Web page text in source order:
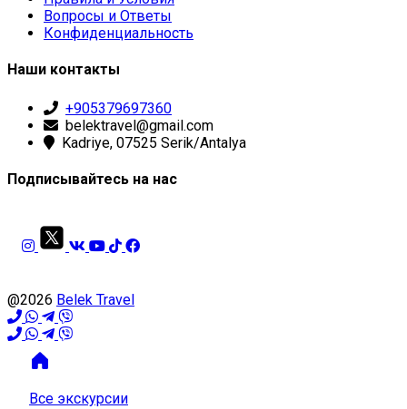
Вопросы и Ответы
Конфиденциальность
Наши контакты
+905379697360
belektravel@gmail.com
Kadriye, 07525 Serik/Antalya
Подписывайтесь на нас
@2026 Belek Travel
Все экскурсии